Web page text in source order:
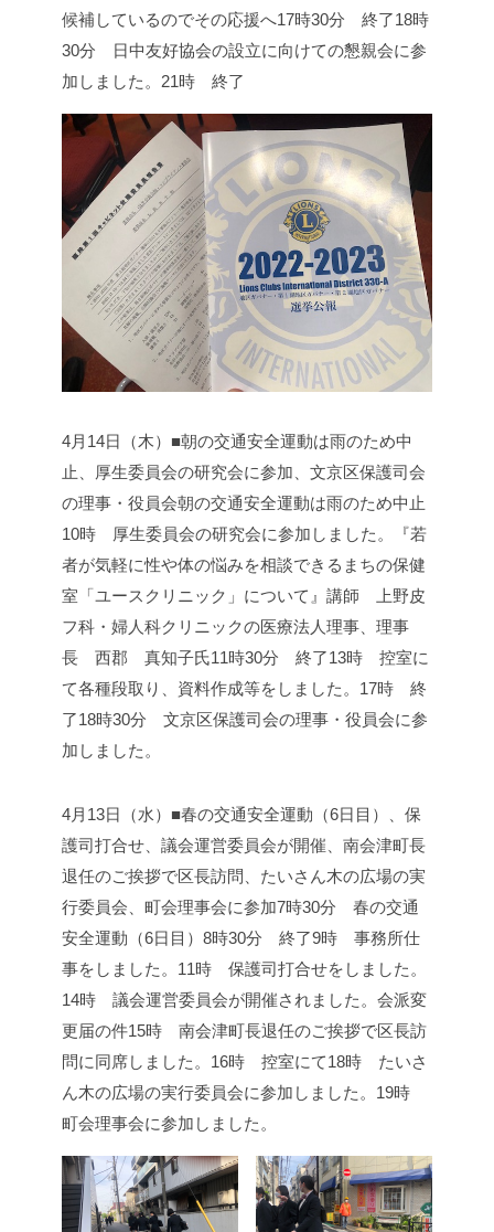
候補しているのでその応援へ17時30分 終了18時
30分 日中友好協会の設立に向けての懇親会に参
加しました。 21時 終了
4月14日（木）■朝の交通安全運動は雨のため中
止、厚生委員会の研究会に参加、文京区保護司会
の理事・役員会朝の交通安全運動は雨のため中止
10時 厚生委員会の研究会に参加しました。
『若
者が気軽に性や体の悩みを相談できるまちの保健
室「ユースクリニック」について』 講師 上野皮
フ科・婦人科クリニックの医療法人理事、理事
長 西郡 真知子氏11時30分 終了13時 控室に
て各種段取り、資料作成等をしました。 17時 終
了18時30分 文京区保護司会の理事・役員会に参
加しました。
4月13日（水）■春の交通安全運動（6日目）、保
護司打合せ、議会運営委員会が開催、南会津町長
退任のご挨拶で区長訪問、たいさん木の広場の実
行委員会、町会理事会に参加7時30分 春の交通
安全運動（6日目） 8時30分 終了9時 事務所仕
事をしました。 11時 保護司打合せをしました。
14時 議会運営委員会が開催されました。 会派変
更届の件15時 南会津町長退任のご挨拶で区長訪
問に同席しました。 16時 控室にて18時 たいさ
ん木の広場の実行委員会に参加しました。 19時
町会理事会に参加しました。